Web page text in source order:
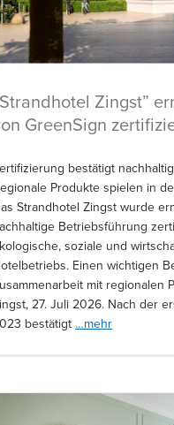
Zingst”
GreenSign
bestätigt
Produkte spielen in
Strandhotel Zingst wurde
Betriebsführung
soziale und
Einen wichtigen
mit regionalen
27. Juli 2026. Nach der
bestätigt …mehr